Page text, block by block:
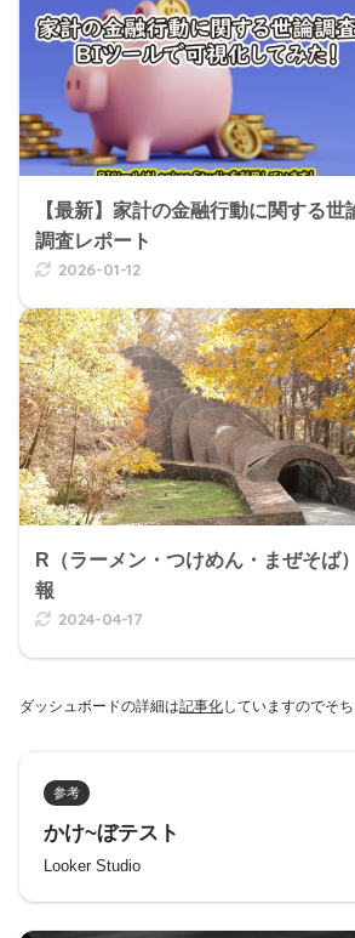
【最新】家計の金融行動に関する世
調査レポート
2026-01-12
R（ラーメン・つけめん・まぜそば
報
2024-04-17
ダッシュボードの詳細は記事化していますのでそ
参考
かけ~ぼテスト
Looker Studio